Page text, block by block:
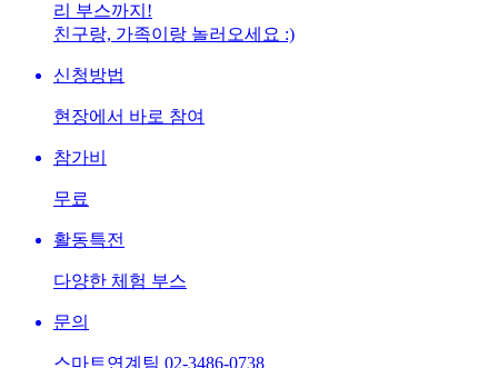
리 부스까지!
친구랑, 가족이랑 놀러오세요 :)
신청방법
현장에서 바로 참여
참가비
무료
활동특전
다양한 체험 부스
문의
스마트연계팀 02-3486-0738